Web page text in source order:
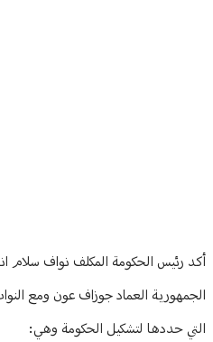
Article Content
أكد رئيس الحكومة المكلف نواف سلام
الجمهورية العماد جوزاف عون ومع
التي حددها لتشكيل الحكومة وهي: